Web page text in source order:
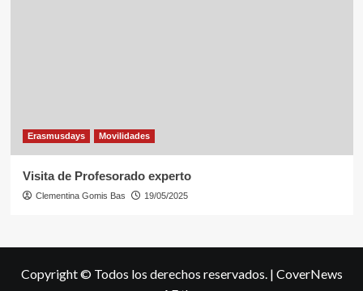
Erasmusdays Movilidades
Visita de Profesorado experto
Clementina Gomis Bas 19/05/2025
Copyright © Todos los derechos reservados. | CoverNews